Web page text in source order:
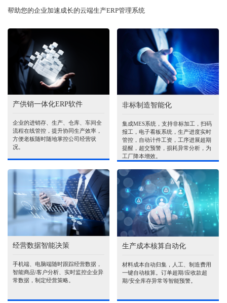
帮助您的企业加速成长的云端生产ERP管理系统
产供销一体化ERP软件
企业的进销存、生产、仓库、车间全
流程在线管控，提升协同生产效率，
方便老板随时随地掌控公司经营状
况。
非标制造智能化
集成MES系统，支持非标加工，扫码
报工，电子看板系统，生产进度实时
管控，自动计件工资，工序进展超期
提醒，超交预警，损耗异常分析，为
工厂降本增效。
经营数据智能决策
手机端、电脑端随时跟踪经营数据，
智能商品\客户分析、实时监控企业异
常数据，制定经营策略。
生产成本核算自动化
材料成本自动归集，人工、制造费用
一键自动核算。订单超期/应收款超
期/安全库存异常等智能预警。